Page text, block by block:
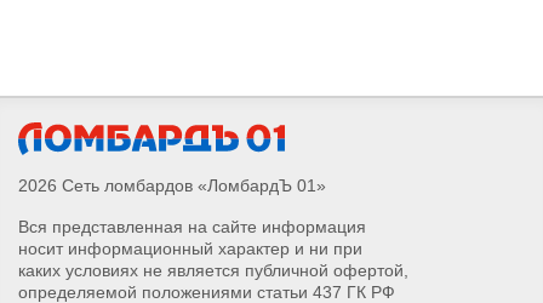
2026 Сеть ломбардов «ЛомбардЪ 01»
Вся представленная на сайте информация
носит информационный характер и ни при
каких условиях не является публичной офертой,
определяемой положениями статьи 437 ГК РФ